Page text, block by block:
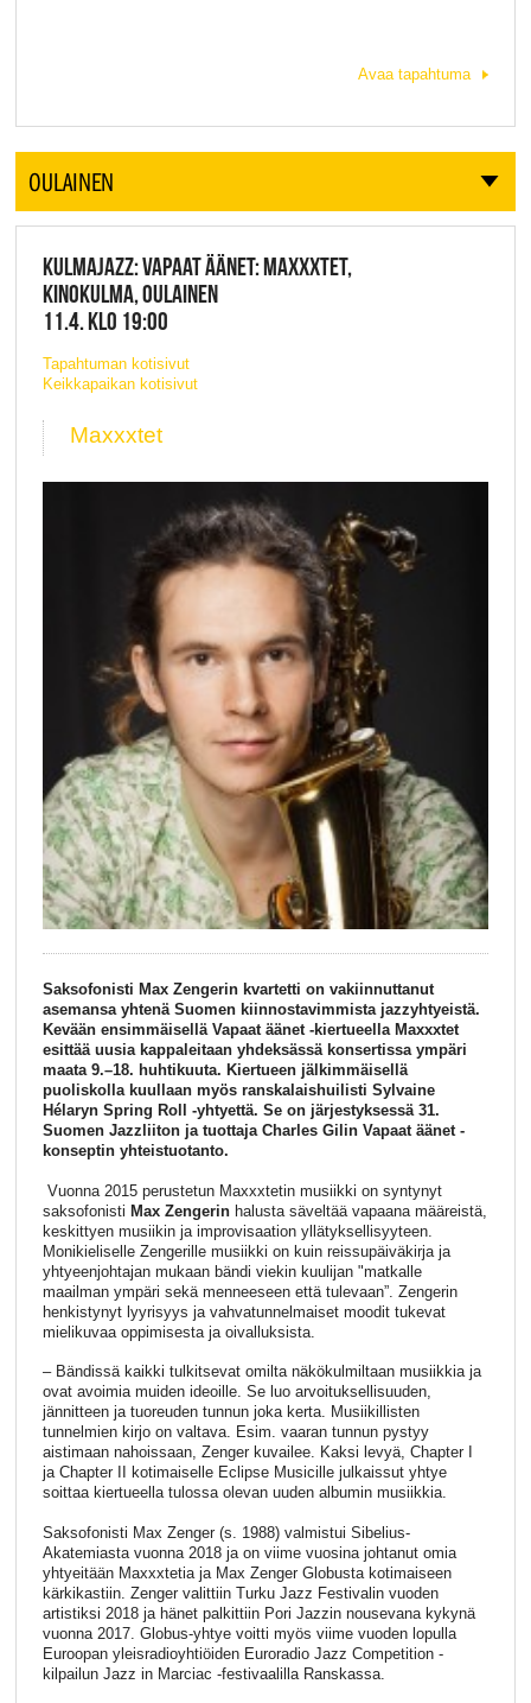
Avaa tapahtuma
OULAINEN
KULMAJAZZ: VAPAAT ÄÄNET: MAXXXTET,
KINOKULMA, OULAINEN
11.4. KLO 19:00
Tapahtuman kotisivut
Keikkapaikan kotisivut
Maxxxtet
Saksofonisti Max Zengerin kvartetti on vakiinnuttanut
asemansa yhtenä Suomen kiinnostavimmista jazzyhtyeistä.
Kevään ensimmäisellä Vapaat äänet -kiertueella Maxxxtet
esittää uusia kappaleitaan yhdeksässä konsertissa ympäri
maata 9.–18. huhtikuuta. Kiertueen jälkimmäisellä
puoliskolla kuullaan myös ranskalaishuilisti Sylvaine
Hélaryn Spring Roll -yhtyettä. Se on järjestyksessä 31.
Suomen Jazzliiton ja tuottaja Charles Gilin Vapaat äänet -
konseptin yhteistuotanto.
Vuonna 2015 perustetun Maxxxtetin musiikki on syntynyt
saksofonisti Max Zengerinhalusta säveltää vapaana määreistä,
keskittyen musiikin ja improvisaation yllätyksellisyyteen.
Monikieliselle Zengerille musiikki on kuin reissupäiväkirja ja
yhtyeenjohtajan mukaan bändi viekin kuulijan "matkalle
maailman ympäri sekä menneeseen että tulevaan”. Zengerin
henkistynyt lyyrisyys ja vahvatunnelmaiset moodit tukevat
mielikuvaa oppimisesta ja oivalluksista.
– Bändissä kaikki tulkitsevat omilta näkökulmiltaan musiikkia ja
ovat avoimia muiden ideoille. Se luo arvoituksellisuuden,
jännitteen ja tuoreuden tunnun joka kerta. Musiikillisten
tunnelmien kirjo on valtava. Esim. vaaran tunnun pystyy
aistimaan nahoissaan, Zenger kuvailee. Kaksi levyä, Chapter I
ja Chapter II kotimaiselle Eclipse Musicille julkaissut yhtye
soittaa kiertueella tulossa olevan uuden albumin musiikkia.
Saksofonisti Max Zenger (s. 1988) valmistui Sibelius-
Akatemiasta vuonna 2018 ja on viime vuosina johtanut omia
yhtyeitään Maxxxtetia ja Max Zenger Globusta kotimaiseen
kärkikastiin. Zenger valittiin Turku Jazz Festivalin vuoden
artistiksi 2018 ja hänet palkittiin Pori Jazzin nousevana kykynä
vuonna 2017. Globus-yhtye voitti myös viime vuoden lopulla
Euroopan yleisradioyhtiöiden Euroradio Jazz Competition -
kilpailun Jazz in Marciac -festivaalilla Ranskassa.